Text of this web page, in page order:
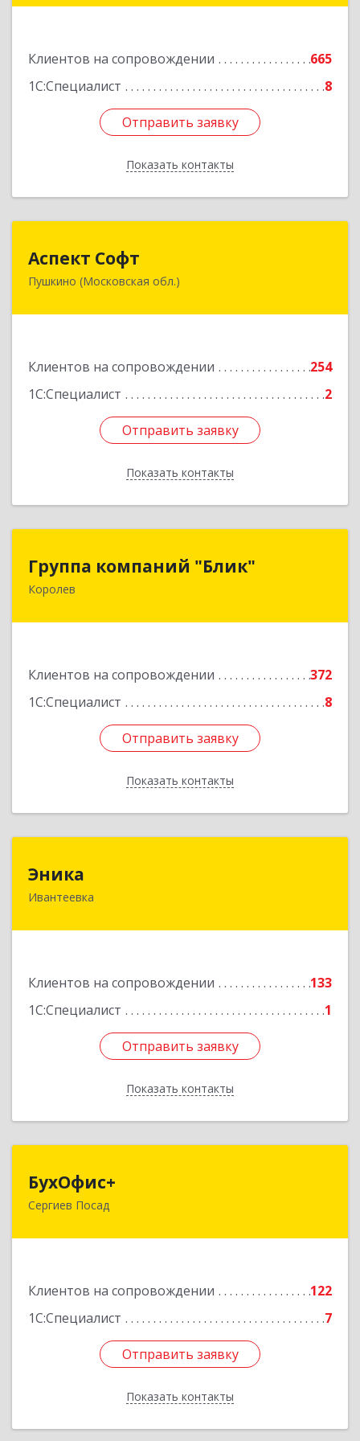
Клиентов на сопровождении
665
1С:Специалист
8
Отправить заявку
Показать контакты
Отправить заявку
Назад
Аспект Софт
Пушкино (Московская обл.)
Клиентов на сопровождении
254
1С:Специалист
2
Отправить заявку
Показать контакты
141205, Московская обл, Пушкинский р-н,
Отправить заявку
Назад
Группа компаний "Блик"
Королев
Клиентов на сопровождении
372
1С:Специалист
8
Отправить заявку
Показать контакты
Группа компаний "Блик"
Отправить заявку
Назад
Эника
Ивантеевка
Клиентов на сопровождении
133
1С:Специалист
1
Отправить заявку
Показать контакты
141280, Московская обл, г.о. Пушкинский,
Отправить заявку
Назад
БухОфис+
Сергиев Посад
Клиентов на сопровождении
122
1С:Специалист
7
Отправить заявку
Показать контакты
141304, Московская обл, Сергиево-Посадский
Подробнее
Отправить заявку
Назад